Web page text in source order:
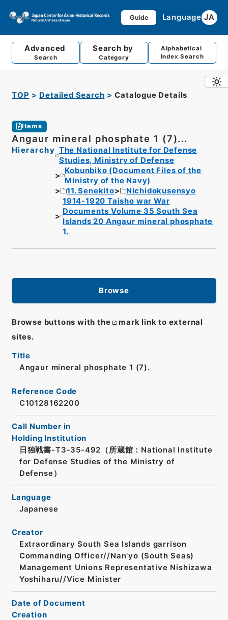
Guide Language JA
Advanced
Search
Search by
Category
Alphabetical
Index Search
TOP Detailed Search Catalogue Details
Items
Angaur mineral phosphate 1 (7)...
Hierarchy The National Institute for Defense
Studies, Ministry of Defense
Kobunbiko (Document Files of the
Ministry of the Navy)
11. Senekito
Nichidokusensyo
1914-1920 Taisho war War
Documents Volume 35 South Sea
Islands 20 Angaur mineral phosphate
1.
Browse
Browse buttons with the
mark link to external
sites.
Title
Angaur mineral phosphate 1 (7).
Reference Code
C10128162200
Call Number in
Holding Institution
日独戦書-T3-35-492（所蔵館：National Institute
for Defense Studies of the Ministry of
Defense）
Language
Japanese
Creator
Extraordinary South Sea Islands garrison
Commanding Officer//Nan'yo (South Seas)
Management Unions Representative Nishizawa
Yoshiharu//Vice Minister
Date of Document
Creation